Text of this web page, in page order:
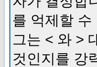
를 억제할
그는 < 와 >
것인지를 강